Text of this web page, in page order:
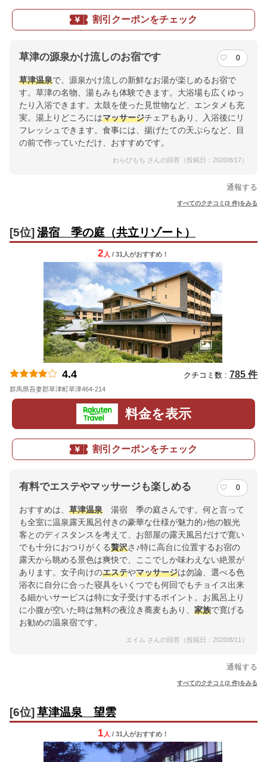
割引クーポンをチェック
草津の源泉かけ流しのお宿です 0
草津温泉で、源泉かけ流しの新鮮なお湯が楽しめるお宿で
す。草津の名物、湯もみも体験できます。大浴場も広くゆっ
たり入浴できます。太鼓を使った見世物など、エンタメも充
実。湯上りどころにはマッサージチェアもあり、入浴後にリ
フレッシュできます。食事には、揚げたての天ぷらなど、目
の前で作っていただけ、おすすめです。
わらびもち さんの回答（投稿日：2020/8/17）
通報する
すべてのクチコミ(3 件)をみる
[5位] 湯宿 季の庭（共立リゾート）
2 人 / 31人がおすすめ！
4.4 クチコミ数 : 785 件
群馬県吾妻郡草津町草津464-214
料金を表示
割引クーポンをチェック
有料でエステやマッサージも楽しめる 0
おすすめは、 草津温泉 湯宿 季の庭さんです。何と言って
も全室に温泉露天風呂付きの豪華な仕様が魅力的♪他の観光
客とのディスタンスを考えて、お部屋の露天風呂だけで寛い
でも十分におつりがくる贅沢さ♪特に高台に位置するお宿の
露天から眺める景色は爽快で、ここでしか味わえない絶景が
あります。女子向けのエステやマッサージは勿論、選べる色
浴衣に自分に合った寝具をいくつでも何回でもチョイス出来
る細かいサービスは特に女子受けするポイント。お風呂上り
に小腹が空いた時は無料の夜泣き蕎麦もあり、 家族で寛げる
お勧めの温泉宿です。
エイム さんの回答（投稿日：2020/8/11）
通報する
すべてのクチコミ(2 件)をみる
[6位] 草津温泉 望雲
1 人 / 31人がおすすめ！